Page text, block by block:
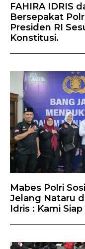
FAHIRA IDRIS
Bersepakat
Presiden RI
Konstitusi.
Mabes Polri
Jelang Nataru
Idris : Kami